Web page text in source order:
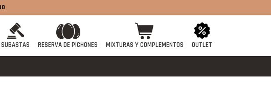
SUBASTAS RESERVA DE PICHONES MIXTURAS Y COMPLEMENTOS OUTLET